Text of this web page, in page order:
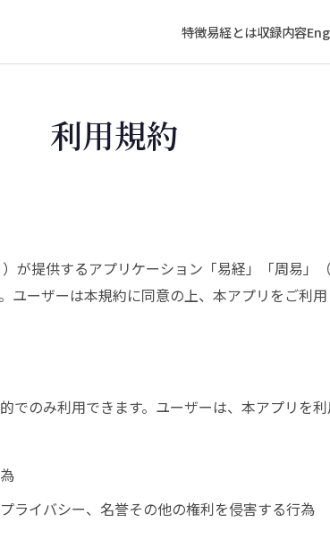
特徴易経とは収録内容
利用規約
が提供するアプリケーション「易経」「周易」
ユーザーは本規約に同意の上、本アプリをご利用
でのみ利用できます。ユーザーは、本アプリを
ライバシー、名誉その他の権利を侵害する行為